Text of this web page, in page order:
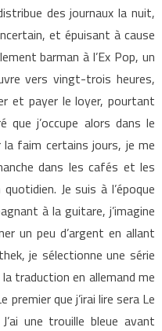
des journaux la nuit,
et épuisant à cause
barman à l’Ex Pop, un
vers vingt-trois heures,
et payer le loyer, pourtant
que j’occupe alors dans le
la faim certains jours, je me
dans les cafés et les
Je suis à l’époque
à la guitare, j’imagine
un peu d’argent en allant
je sélectionne une série
traduction en allemand me
premier que j’irai lire sera Le
une trouille bleue avant